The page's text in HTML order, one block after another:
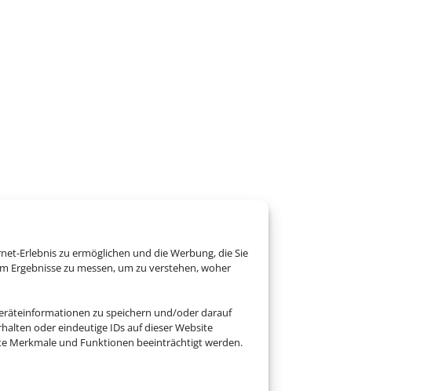
Erlebnis zu ermöglichen und die Werbung, die Sie
Ergebnisse zu messen, um zu verstehen, woher
zu speichern und/oder darauf
oder eindeutige IDs auf dieser Website
Merkmale und Funktionen beeinträchtigt werden.